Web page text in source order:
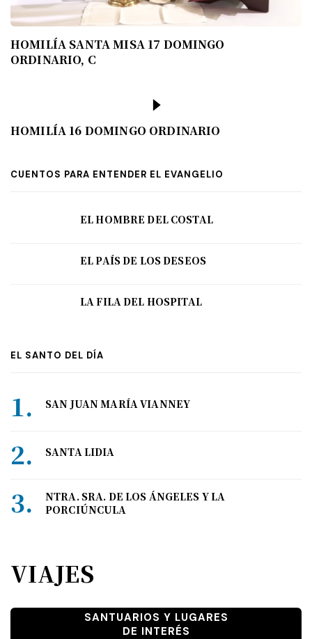
HOMILÍA SANTA MISA 17 DOMINGO
ORDINARIO, C
HOMILÍA 16 DOMINGO ORDINARIO
CUENTOS PARA ENTENDER EL EVANGELIO
EL HOMBRE DEL COSTAL
EL PAÍS DE LOS DESEOS
LA FILA DEL HOSPITAL
EL SANTO DEL DÍA
SAN JUAN MARÍA VIANNEY
SANTA LIDIA
NTRA. SRA. DE LOS ÁNGELES Y LA
PORCIÚNCULA
VIAJES
SANTUARIOS Y LUGARES
DE INTERÉS